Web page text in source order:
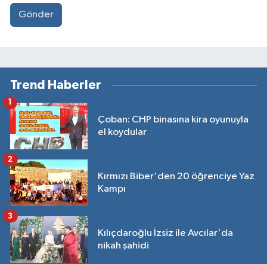
Gönder
Trend Haberler
Çoban: CHP binasına kira oyunuyla
el koydular
1
Kırmızı Biber'den 20 öğrenciye Yaz
Kampı
2
Kılıçdaroğlu İzsiz ile Avcılar'da
nikah şahidi
3